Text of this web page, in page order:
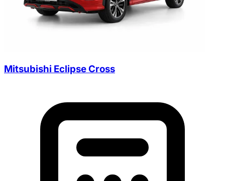
Mitsubishi Eclipse Cross